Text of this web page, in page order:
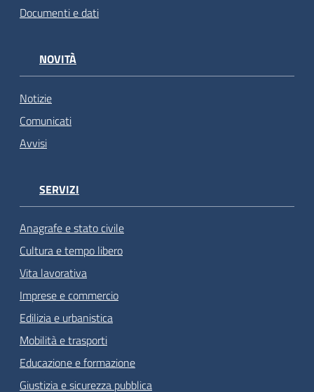
Documenti e dati
NOVITÀ
Notizie
Comunicati
Avvisi
SERVIZI
Anagrafe e stato civile
Cultura e tempo libero
Vita lavorativa
Imprese e commercio
Edilizia e urbanistica
Mobilità e trasporti
Educazione e formazione
Giustizia e sicurezza pubblica